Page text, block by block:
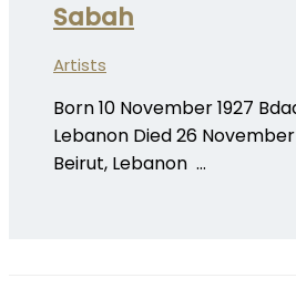
Sabah
Artists
Born 10 November 1927
Lebanon Died 26
Beirut, Lebanon …